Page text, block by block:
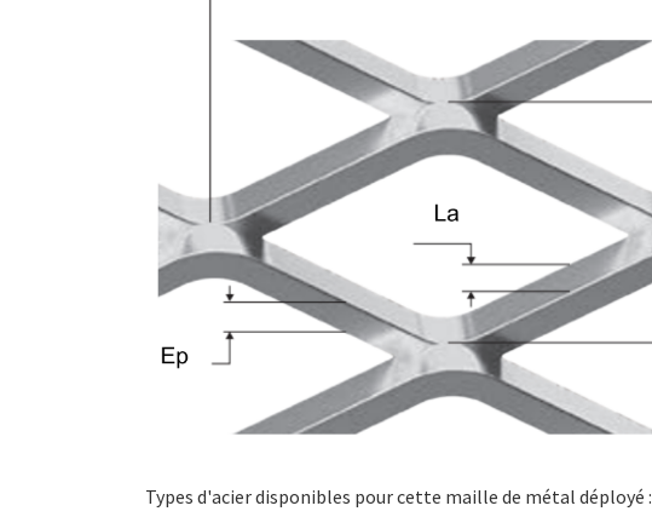
Types d'acier disponibles pour cette maille de métal déployé :